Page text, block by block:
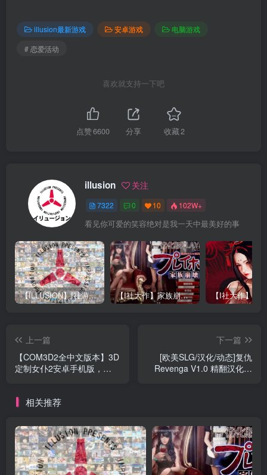
illusion最新游戏 安卓游戏
电脑游戏
# 恋爱活动
喜欢就支持一下吧
点赞6600 分享 收藏2
illusion 关注
7322 0 10 102W+
看见你可爱的笑容绝对是我一天中最美好的事
【ILLUSION】I社游戏合集截至2025 无修正汉化硬盘纯净版手慢无[微云/OD] 【I社大作】家族崩坏Playhome 终极12.0收藏版新整合【85G/补档福利】【年费会员专享，手慢无】
上一篇
【COM3D2全中文版本】3D
定制女仆2安卓手机版，
下一篇
[欧美SLG/汉化/动态]复仇
Revenga V1.0 精翻汉化完
相关推荐